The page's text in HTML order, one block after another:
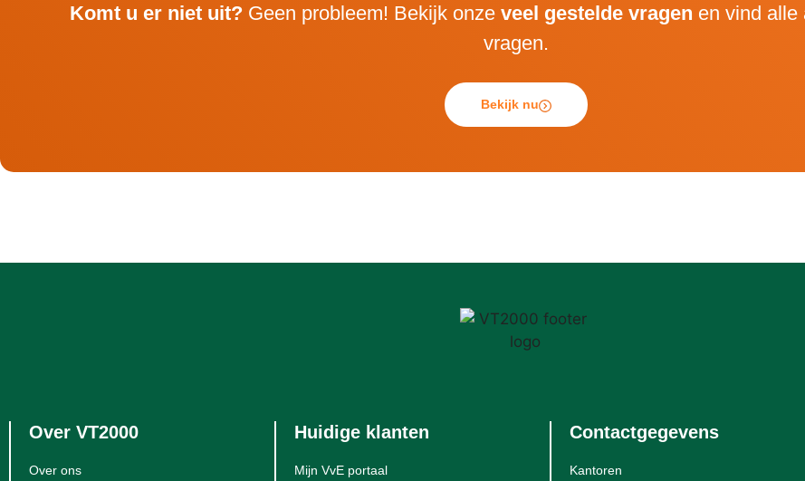
Komt u er niet uit?Geen probleem! Bekijk onze veel gestelde vragen en vind alle
vragen.
Bekijk nu
Over VT2000
Over ons
Huidige klanten
Mijn VvE portaal
Contactgegevens
Kantoren